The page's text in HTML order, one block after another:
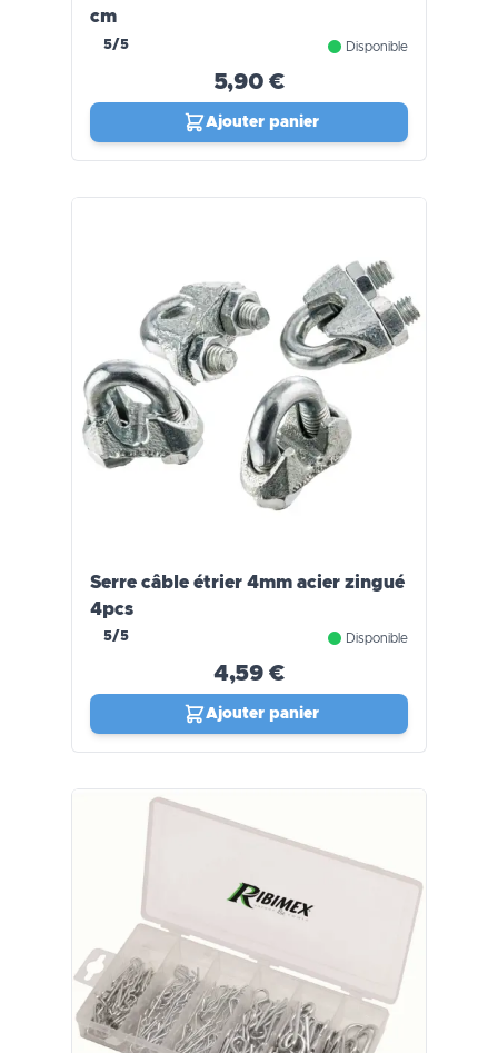
cm
5/5 Disponible
5,90 €
Ajouter panier
Serre câble étrier 4mm acier zingué
4pcs
5/5 Disponible
4,59 €
Ajouter panier